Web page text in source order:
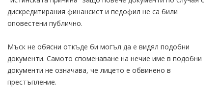
дискредитирания финансист и педофил не са били
оповестени публично.
Мъск не обясни откъде би могъл да е видял подобни
документи. Самото споменаване на нечие име в подобни
документи не означава, че лицето е обвинено в
престъпление.